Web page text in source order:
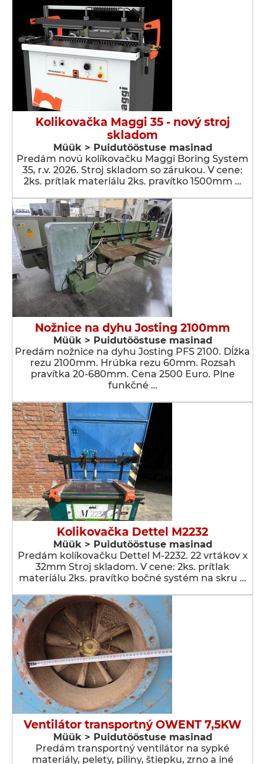
Kolikovačka Maggi 35 - nový stroj
skladom
Müük > Puidutööstuse masinad
Predám novú kolíkovačku Maggi Boring System
35, r.v. 2026. Stroj skladom so zárukou. V cene:
2ks. prítlak materiálu 2ks. pravítko 1500mm …
Nožnice na dyhu Josting 2100mm
Müük > Puidutööstuse masinad
Predám nožnice na dyhu Josting PFS 2100. Dĺžka
rezu 2100mm. Hrúbka rezu 60mm. Rozsah
pravítka 20-680mm. Cena 2500 Euro. Plne
funkčné …
Kolikovačka Dettel M2232
Müük > Puidutööstuse masinad
Predám kolíkovačku Dettel M-2232. 22 vrtákov x
32mm Stroj skladom. V cene: 2ks. prítlak
materiálu 2ks. pravítko bočné systém na skru …
Ventilátor transportný OWENT 7,5KW
Müük > Puidutööstuse masinad
Predám transportný ventilátor na sypké
materiály, pelety, piliny, štiepku, zrno a iné